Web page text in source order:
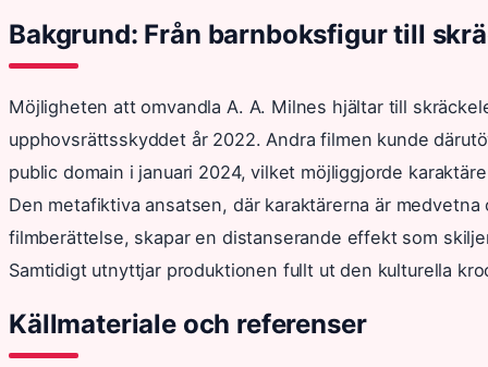
Bakgrund: Från barnboksfigur till
Möjligheten att omvandla A. A. Milnes hjältar till
upphovsrättsskyddet år 2022. Andra filmen kunde
public domain i januari 2024, vilket möjliggjorde
Den metafiktiva ansatsen, där karaktärerna är
filmberättelse, skapar en distanserande effekt som
Samtidigt utnyttjar produktionen fullt ut den kulturella
Källmateriale och referenser